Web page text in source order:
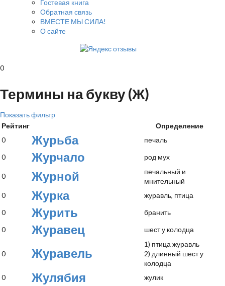
Гостевая книга
Обратная связь
ВМЕСТЕ МЫ СИЛА!
О сайте
0
Термины на букву (Ж)
Показать фильтр
Рейтинг
Определение
0
Журьба
печаль
0
Журчало род мух
0 Журной
печальный и
мнительный
0
Журка
журавль, птица
0
Журить
бранить
0
Журавец шест у колодца
0 Журавель
1) птица журавль
2) длинный шест у
колодца
0
Жулябия
жулик